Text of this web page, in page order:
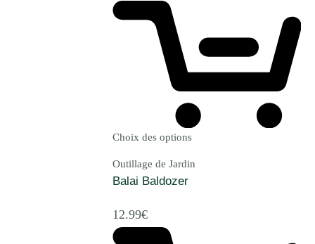
Choix des options
Outillage de Jardin
Balai Baldozer
12.99€